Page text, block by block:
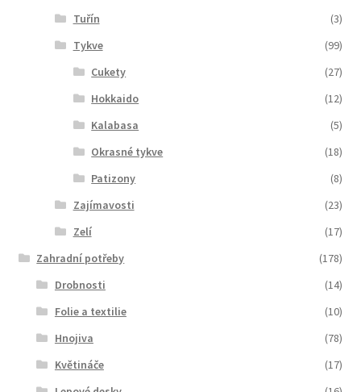
Tuřín
(3)
Tykve
(99)
Cukety
(27)
Hokkaido
(12)
Kalabasa
(5)
Okrasné tykve
(18)
Patizony
(8)
Zajímavosti
(23)
Zelí
(17)
Zahradní potřeby
(178)
Drobnosti
(14)
Folie a textilie
(10)
Hnojiva
(78)
Květináče
(17)